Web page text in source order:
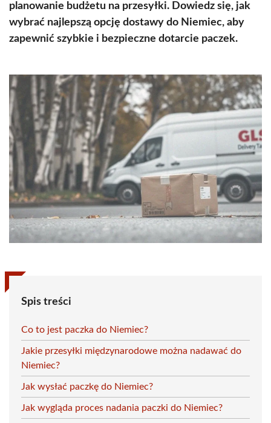
planowanie budżetu na przesyłki. Dowiedz się, jak
wybrać najlepszą opcję dostawy do Niemiec, aby
zapewnić szybkie i bezpieczne dotarcie paczek.
Spis treści
Co to jest paczka do Niemiec?
Jakie przesyłki międzynarodowe można nadawać do
Niemiec?
Jak wysłać paczkę do Niemiec?
Jak wygląda proces nadania paczki do Niemiec?